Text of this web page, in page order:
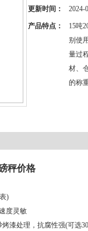
更新时间： 2024-
产品特点：
15吨
别使
量过
材、
的称
秤价格
)
度灵敏
漆处理，抗腐性强(可选